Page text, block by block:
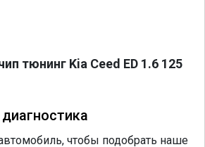
тюнинг Kia Ceed ED 1.6 125
чтобы подобрать наше